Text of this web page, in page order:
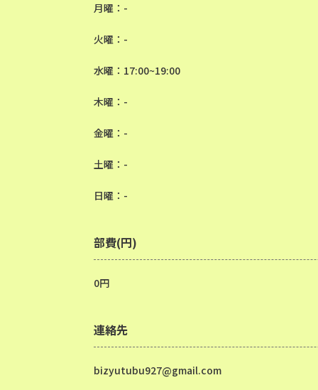
月曜：-
火曜：-
水曜：17:00~19:00
木曜：-
金曜：-
土曜：-
日曜：-
部費(円)
0円
連絡先
bizyutubu927@gmail.com